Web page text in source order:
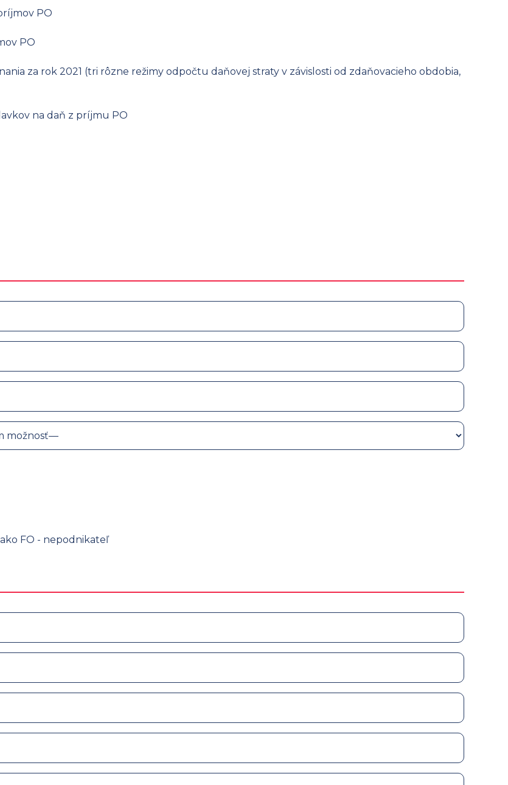
PO
PO
za rok 2021 (tri rôzne režimy odpočtu daňovej straty v závislosti od zdaňovacieho obdobia,
na daň z príjmu PO
FO - nepodnikateľ